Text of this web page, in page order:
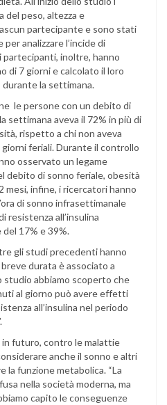
del peso, altezza e
partecipante e sono stati
analizzare l’incide di
partecipanti, inoltre, hanno
di 7 giorni e calcolato il loro
la settimana.
le persone con un debito di
settimana aveva il 72% in più di
rispetto a chi non aveva
feriali. Durante il controllo
osservato un legame
debito di sonno feriale, obesità
mesi, infine, i ricercatori hanno
di sonno infrasettimanale
resistenza all’insulina
17% e 39%.
gli studi precedenti hanno
durata è associato a
abbiamo scoperto che
al giorno può avere effetti
all’insulina nel periodo
futuro, contro le malattie
anche il sonno e altri
la funzione metabolica. “La
nella società moderna, ma
capito le conseguenze